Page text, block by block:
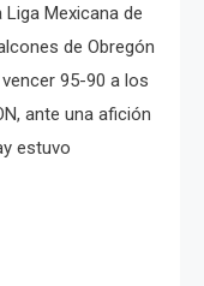
Mexicana de
de Obregón
95-90 a los
ante una afición
estuvo